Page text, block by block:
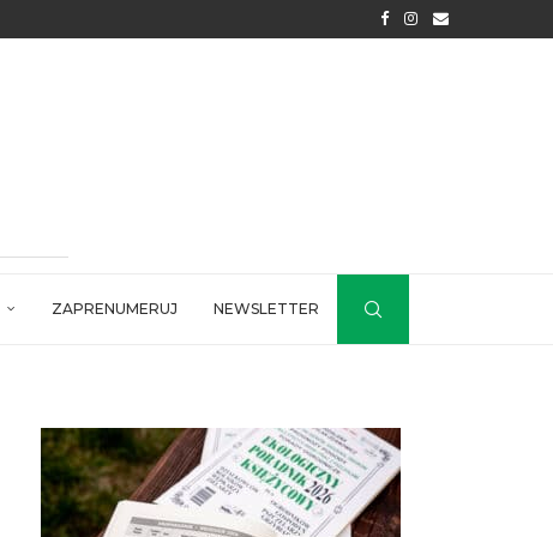
ZAPRENUMERUJ NEWSLETTER